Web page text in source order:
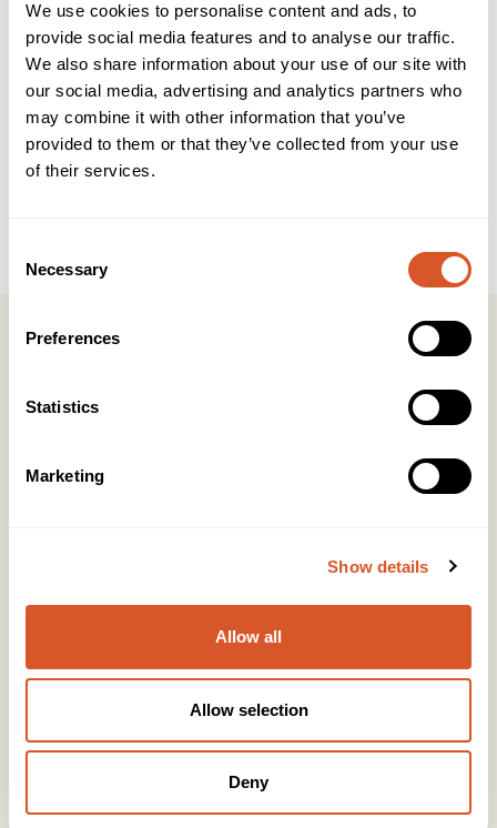
We use cookies to personalise content and ads, to
provide social media features and to analyse our traffic.
We also share information about your use of our site with
our social media, advertising and analytics partners who
may combine it with other information that you’ve
provided to them or that they’ve collected from your use
of their services.
Selection
Necessary
Preferences
Statistics
Marketing
Show details
Allow all
Allow selection
Deny
strålende. Denne masken etterlater huden myk, glatt og full
av liv.
Denne luksuriøse skrubbemasken er perfekt for deg som
ønsker en strålende hud og en jevnere hudtone. Den er
beriket med fuktighetsgivende ingredienser som holder
huden din hydrert og smidig. Enten du forbereder deg til en
spesiell anledning eller ønsker å skjemme deg bort med en
Kontakt
KONTOR HUDAVDELING
Org: 967110167
Snarveier
Produkter